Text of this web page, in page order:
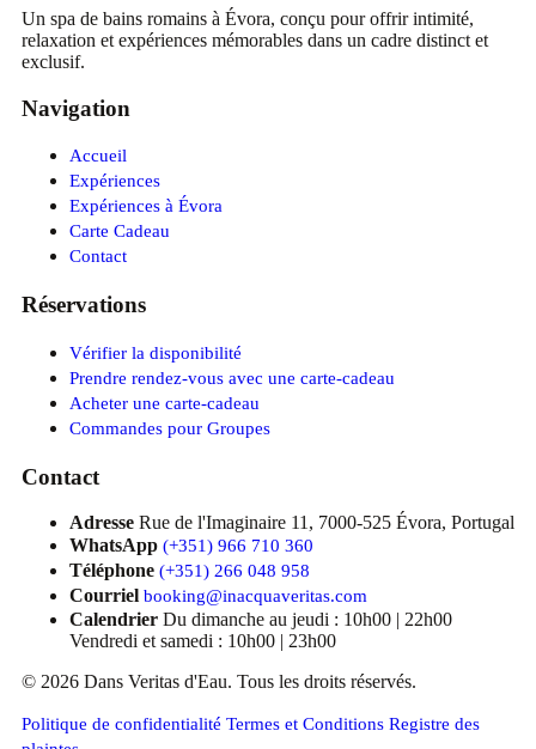
Un spa de bains romains à Évora, conçu pour offrir intimité,
relaxation et expériences mémorables dans un cadre distinct et
exclusif.
Navigation
Accueil
Expériences
Expériences à Évora
Carte Cadeau
Contact
Réservations
Vérifier la disponibilité
Prendre rendez-vous avec une carte-cadeau
Acheter une carte-cadeau
Commandes pour Groupes
Contact
Adresse Rue de l'Imaginaire 11, 7000-525 Évora, Portugal
WhatsApp (+351) 966 710 360
Téléphone (+351) 266 048 958
Courriel booking@inacquaveritas.com
Calendrier Du dimanche au jeudi : 10h00 | 22h00
Vendredi et samedi : 10h00 | 23h00
© 2026 Dans Veritas d'Eau. Tous les droits réservés.
Politique de confidentialité Termes et Conditions Registre des